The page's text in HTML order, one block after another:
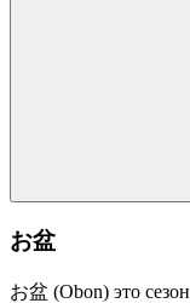
お盆
お盆 (Obon) это